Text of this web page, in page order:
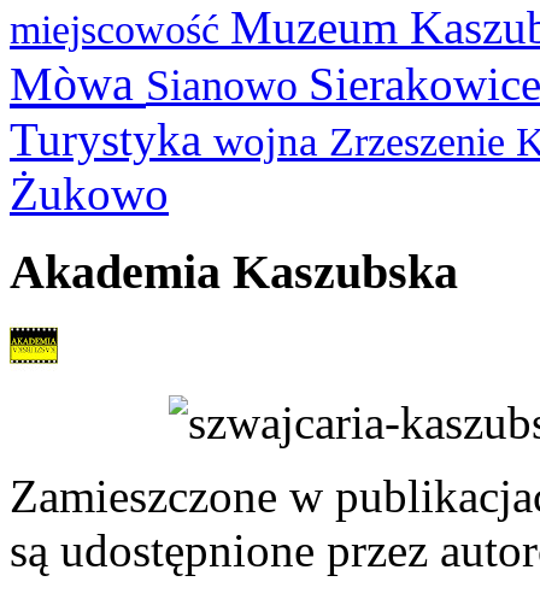
miejscowość Muzeum
Mòwa Sianowo
Turystyka wojna Zrzeszenie
Żukowo
Akademia Kaszubska
Zamieszczone w
są udostępnione przez